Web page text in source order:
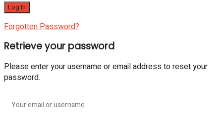
Forgotten Password?
Retrieve your password
Please enter your username or email address to reset your
password.